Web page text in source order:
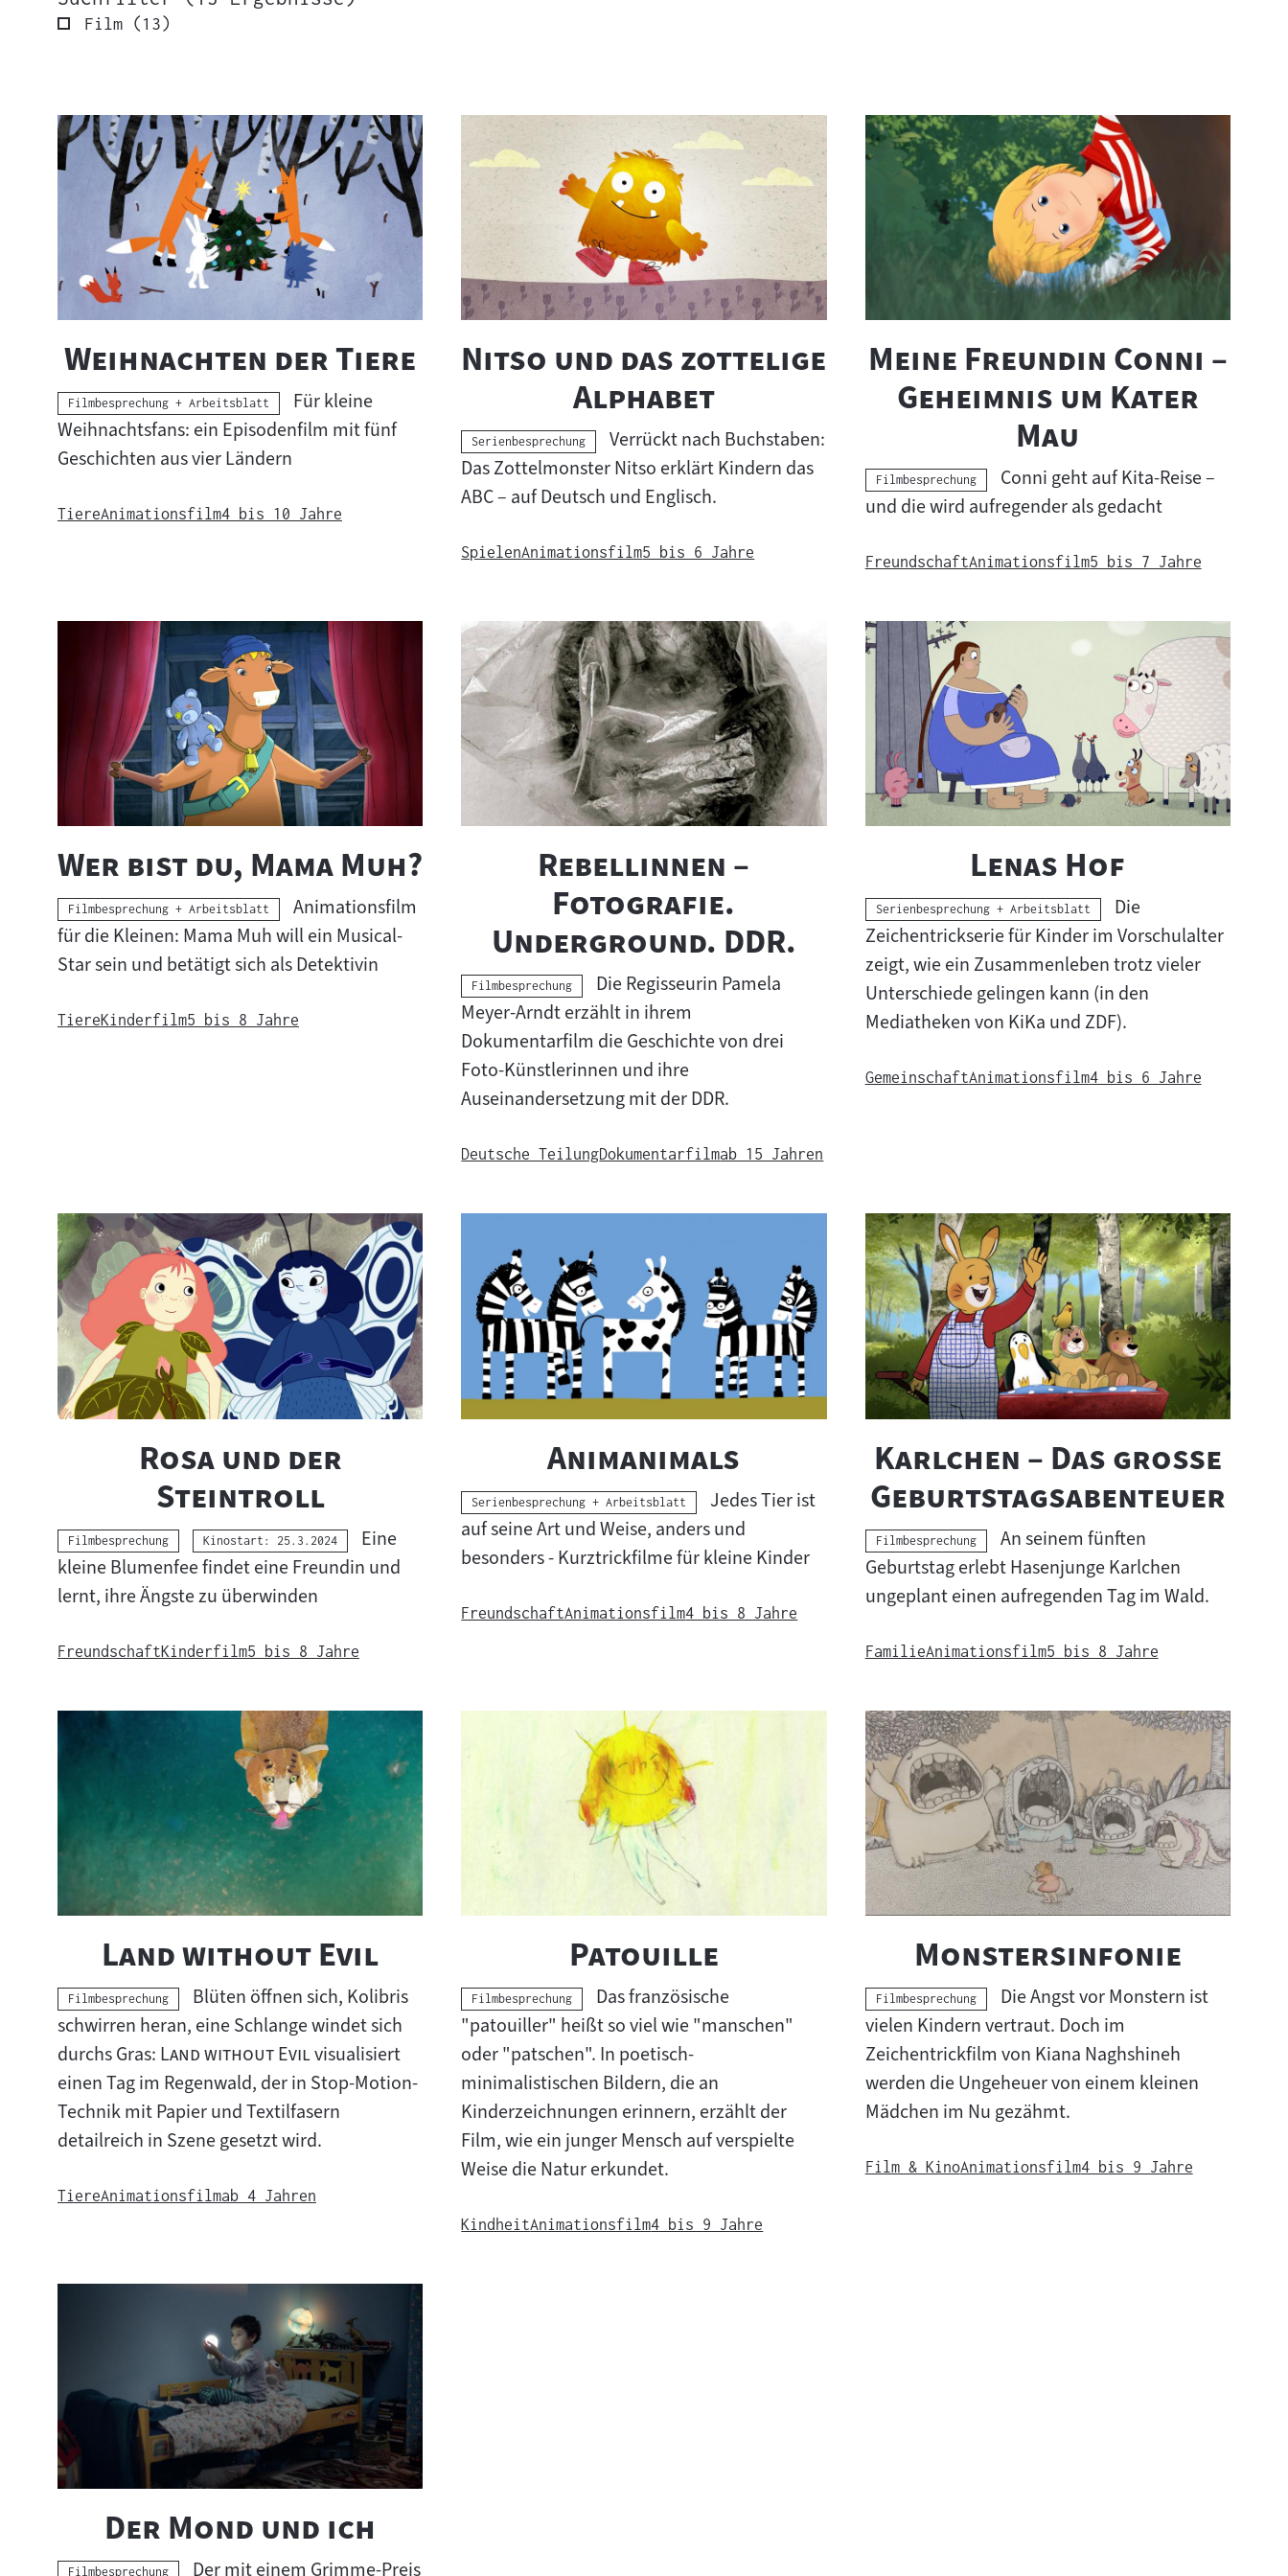
Film (13Ergebnisse
)
wurden
gefunden.
S
u
c
h
e
r
g
e
b
n
i
s
s
e
"
Weihnachten der Tiere
Kategorie:
Filmbesprechung + Arbeitsblatt
Für kleine
Weihnachtsfans: ein Episodenfilm mit fünf
Geschichten aus vier Ländern
TiereAnimationsfilm4 bis 10 Jahre
"
Nitso und das zottelige
Alphabet"
Kategorie:
Serienbesprechung
Verrückt nach Buchstaben:
Das Zottelmonster Nitso erklärt Kindern das
ABC – auf Deutsch und Englisch.
SpielenAnimationsfilm5 bis 6 Jahre
"
Meine Freundin Conni –
Geheimnis um Kater
Mau
Kategorie:
Filmbesprechung
Conni geht auf Kita-Reise –
und die wird aufregender als gedacht
FreundschaftAnimationsfilm5 bis 7 Jahre
"
Wer bist du, Mama Muh?
Kategorie:
Filmbesprechung + Arbeitsblatt
Animationsfilm
für die Kleinen: Mama Muh will ein Musical-
Star sein und betätigt sich als Detektivin
TiereKinderfilm5 bis 8 Jahre
"
Rebellinnen –
Fotografie.
Underground. DDR.
Kategorie:
Filmbesprechung
Die Regisseurin Pamela
Meyer-Arndt erzählt in ihrem
Dokumentarfilm die Geschichte von drei
Foto-Künstlerinnen und ihre
Auseinandersetzung mit der DDR.
Deutsche TeilungDokumentarfilmab 15 Jahren
"
Lenas Hof
Kategorie:
Serienbesprechung + Arbeitsblatt
Die
Zeichentrickserie für Kinder im Vorschulalter
zeigt, wie ein Zusammenleben trotz vieler
Unterschiede gelingen kann (in den
Mediatheken von KiKa und ZDF).
GemeinschaftAnimationsfilm4 bis 6 Jahre
"
Rosa und der
Steintroll"
Kategorie:
Filmbesprechung Kinostart: 25.3.2024
Eine
kleine Blumenfee findet eine Freundin und
lernt, ihre Ängste zu überwinden
FreundschaftKinderfilm5 bis 8 Jahre
"
Animanimals
Kategorie:
Serienbesprechung + Arbeitsblatt
Jedes Tier ist
auf seine Art und Weise, anders und
besonders - Kurztrickfilme für kleine Kinder
FreundschaftAnimationsfilm4 bis 8 Jahre
"
Karlchen – Das große
Geburtstagsabenteuer"
Kategorie:
Filmbesprechung
An seinem fünften
Geburtstag erlebt Hasenjunge Karlchen
ungeplant einen aufregenden Tag im Wald.
FamilieAnimationsfilm5 bis 8 Jahre
"
Land without Evil"
Kategorie:
Filmbesprechung
Blüten öffnen sich, Kolibris
schwirren heran, eine Schlange windet sich
durchs Gras: "
Land without Evil"visualisiert
einen Tag im Regenwald, der in Stop-Motion-
Technik mit Papier und Textilfasern
detailreich in Szene gesetzt wird.
TiereAnimationsfilmab 4 Jahren
"
Patouille"
Kategorie:
Filmbesprechung
Das französische
"patouiller" heißt so viel wie "manschen"
oder "patschen". In poetisch-
minimalistischen Bildern, die an
Kinderzeichnungen erinnern, erzählt der
Film, wie ein junger Mensch auf verspielte
Weise die Natur erkundet.
KindheitAnimationsfilm4 bis 9 Jahre
"
Monstersinfonie"
Kategorie:
Filmbesprechung
Die Angst vor Monstern ist
vielen Kindern vertraut. Doch im
Zeichentrickfilm von Kiana Naghshineh
werden die Ungeheuer von einem kleinen
Mädchen im Nu gezähmt.
Film & KinoAnimationsfilm4 bis 9 Jahre
"
Der Mond und ich
Kategorie:
Filmbesprechung
Der mit einem Grimme-Preis